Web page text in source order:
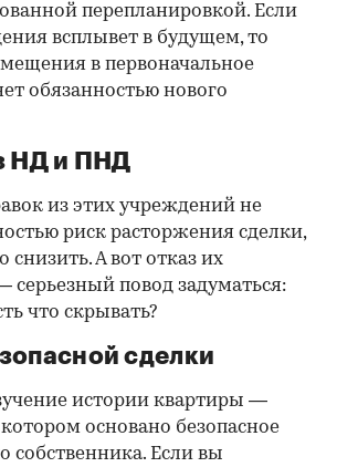
перепланировкой. Если
всплывет в будущем, то
в первоначальное
обязанностью нового
НД и ПНД
из этих учреждений не
риск расторжения сделки,
снизить. А вот отказ их
серьезный повод задуматься:
что скрывать?
сделки
истории квартиры —
основано безопасное
собственника. Если вы